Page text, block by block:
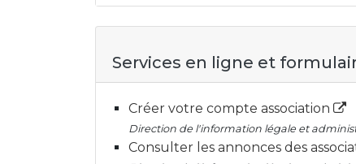
Services en ligne et
Créer votre compte association
Direction de l'information légale et
Consulter les annonces des